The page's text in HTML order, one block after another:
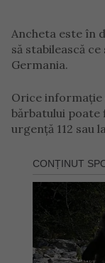
Ancheta este în
să stabilească
Germania.
Orice informație
bărbatului poate
urgență 112 sau